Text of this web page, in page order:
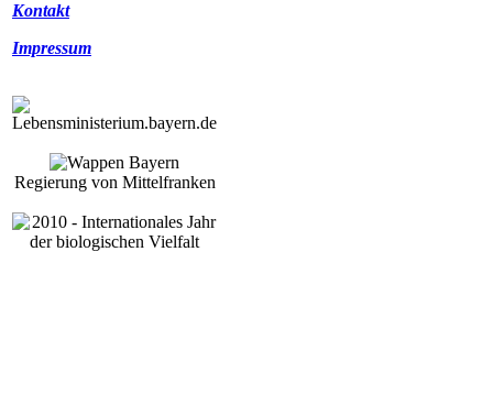
Kontakt
Impressum
Regierung von Mittelfranken